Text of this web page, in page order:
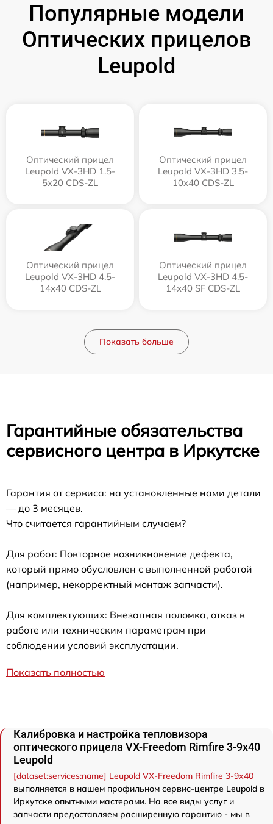
Популярные модели
Оптических прицелов
Leupold
Оптический прицел
Leupold VX-3HD 1.5-
5x20 CDS-ZL
Оптический прицел
Leupold VX-3HD 3.5-
10x40 CDS-ZL
Оптический прицел
Leupold VX-3HD 4.5-
14x40 CDS-ZL
Оптический прицел
Leupold VX-3HD 4.5-
14x40 SF CDS-ZL
Показать больше
Гарантийные обязательства
сервисного центра в Иркутске
Гарантия от сервиса: на установленные нами детали
— до 3 месяцев.
Что считается гарантийным случаем?
Для работ: Повторное возникновение дефекта,
который прямо обусловлен с выполненной работой
(например, некорректный монтаж запчасти).
Для комплектующих: Внезапная поломка, отказ в
работе или техническим параметрам при
соблюдении условий эксплуатации.
Показать полностью
Калибровка и настройка тепловизора
оптического прицела VX-Freedom Rimfire 3-9x40
Leupold
[dataset:services:name] Leupold VX-Freedom Rimfire 3-9x40
выполняется в нашем профильном сервис-центре Leupold в
Иркутске опытными мастерами. На все виды услуг и
запчасти предоставляем расширенную гарантию - мы в